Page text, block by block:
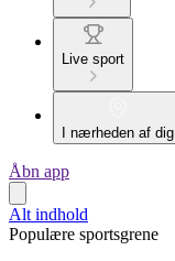
Live sport
I nærheden af dig
Åbn app
Alt indhold
Populære sportsgrene